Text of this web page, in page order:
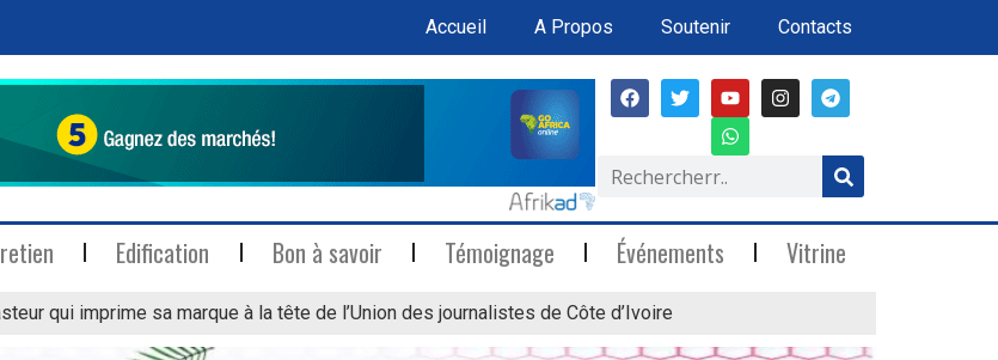
Accueil A Propos Soutenir Contacts
Edification Bon à savoir Témoignage Événements Vitrine
qui imprime sa marque à la tête de l’Union des journalistes de Côte d’Ivoire